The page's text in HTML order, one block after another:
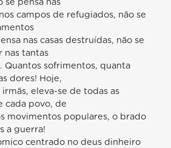
se pensa nas
campos de refugiados, não se
nas casas destruídas, não se
nas tantas
Quantos sofrimentos, quanta
dores! Hoje,
eleva-se de todas as
cada povo, de
movimentos populares, o brado
a guerra!
centrado no deus dinheiro